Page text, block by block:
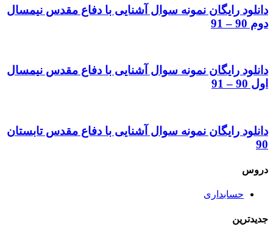
دانلود رایگان نمونه سوال آشنایی با دفاع مقدس نیمسال
دوم 90 – 91
دانلود رایگان نمونه سوال آشنایی با دفاع مقدس نیمسال
اول 90 – 91
دانلود رایگان نمونه سوال آشنایی با دفاع مقدس تابستان
90
دروس
حسابداری
جدیدترین